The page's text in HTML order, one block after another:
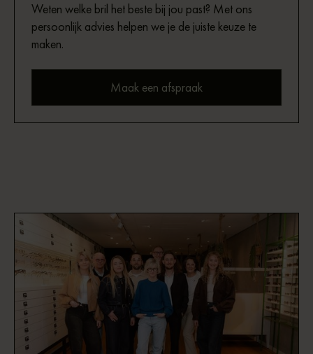
Weten welke bril het beste bij jou past? Met ons
persoonlijk advies helpen we je de juiste keuze te
maken.
Maak een afspraak